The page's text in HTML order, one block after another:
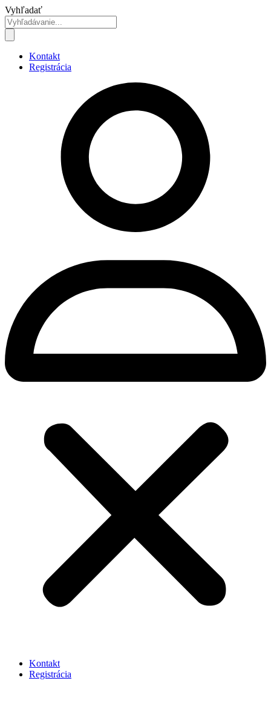
Preskočiť
na
obsah
Vyhľadať
Kontakt
Registrácia
Kontakt
Registrácia